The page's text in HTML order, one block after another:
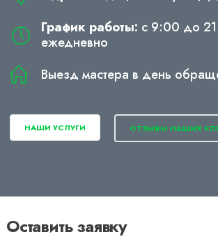
График работы: с 9:00 до
ежедневно
Выезд мастера в день
НАШИ УСЛУГИ ОТЗЫВЫ НАШИХ
Оставить заявку